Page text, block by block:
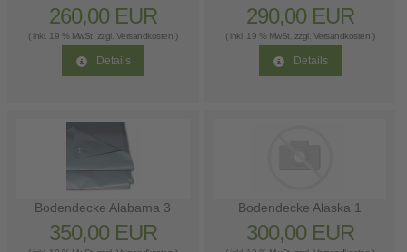
260,00 EUR
( inkl. 19 % MwSt. zzgl. Versandkosten )
Details
290,00 EUR
( inkl. 19 % MwSt. zzgl. Versandkosten )
Details
Bodendecke Alabama 3
350,00 EUR
Bodendecke Alaska 1
300,00 EUR